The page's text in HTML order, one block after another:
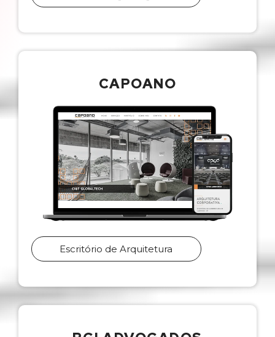
CAPOANO
Escritório de Arquitetura